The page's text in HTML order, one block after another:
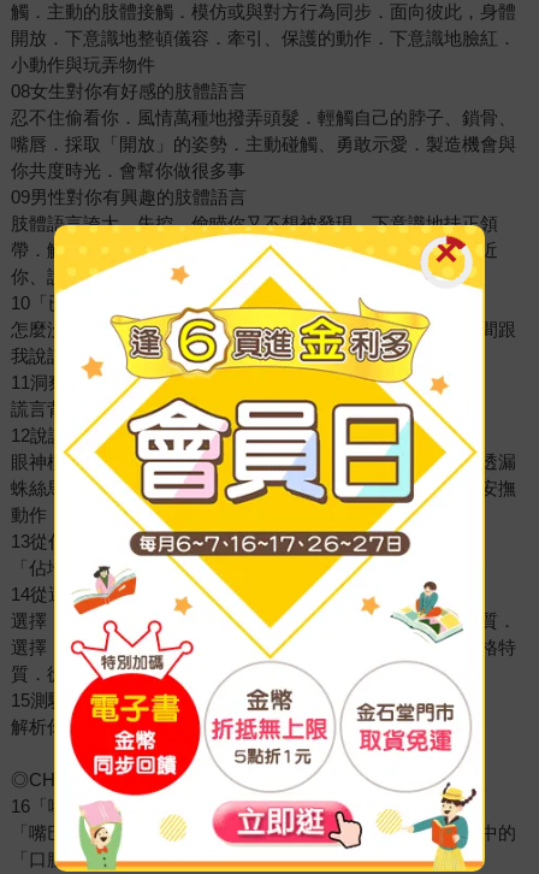
觸．主動的肢體接觸．模仿或與對方行為同步．面向彼此，身體
開放．下意識地整頓儀容．牽引、保護的動作．下意識地臉紅．
小動作與玩弄物件
08女生對你有好感的肢體語言
忍不住偷看你．風情萬種地撥弄頭髮．輕觸自己的脖子、鎖骨、
嘴唇．採取「開放」的姿勢．主動碰觸、勇敢示愛．製造機會與
你共度時光．會幫你做很多事
09男性對你有興趣的肢體語言
肢體語言誇大、失控．偷瞄你又不想被發現．下意識地扶正領
帶．觸摸臉部或頸部．雙手插腰或手放在腰附近．找藉口靠近
你、說悄悄話．刻意在你面前表現優勢
10「已讀不回」透露的心理訊息
怎麼沒接電話？為什麼已讀不回？．積極回覆別人，卻沒時間跟
我說話．滑手機背後的心理
11洞察說謊者的心理線索
謊言背後的心理動機．如何識破謊言的蛛絲馬跡？
12說謊時的肢體語言
眼神模式與欺騙行為．肢體僵硬或不自然．「微表情」也會透漏
蛛絲馬跡．說謊時的生理反應．用憤怒掩蓋說謊．不自覺的安撫
動作．語速變化與聲音顫抖
13從佔位子看「地盤意識」
「佔地盤」的心理意義．各種不同「佔地盤」的方式
14從選座位看人際關係：你習慣選哪個位子？
選擇「靠窗位子」的人格特質．選擇「角落位子」的人格特質．
選擇「面對面位子」的人格特質．選擇「斜對角位子」的人格特
質．從選座位看「心理位置」
15測驗：從選擇的座位，觀察人際相處風格變化
解析你的「人際定位風格」
◎CHAPTER 3 「分解」與「放大」肢體訊息◎
16「嘴巴」富含大量訊息
「嘴巴」常見的肢體語言．「嘴巴」與「性心理發展歷程」中的
「口腔期」息息相關